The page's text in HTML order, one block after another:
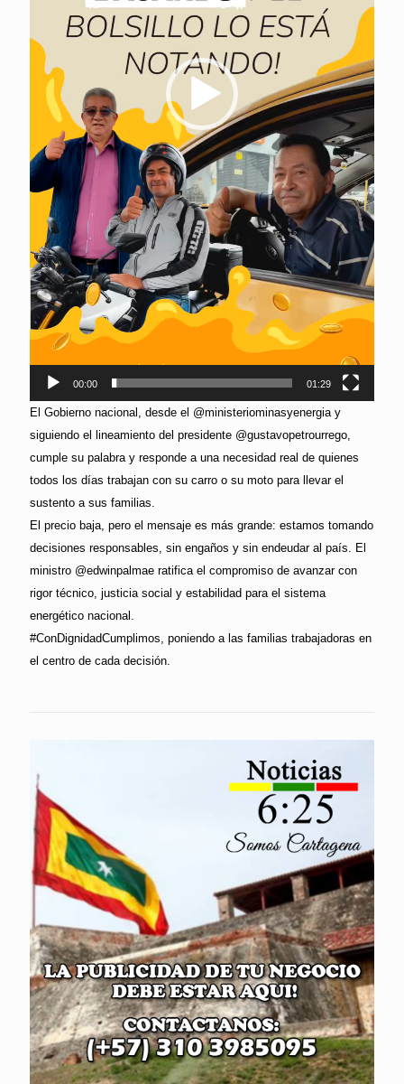
00:00 01:29
El Gobierno nacional, desde el @ministeriominasyenergia y
siguiendo el lineamiento del presidente @gustavopetrourrego,
cumple su palabra y responde a una necesidad real de quienes
todos los días trabajan con su carro o su moto para llevar el
sustento a sus familias.
El precio baja, pero el mensaje es más grande: estamos tomando
decisiones responsables, sin engaños y sin endeudar al país. El
ministro @edwinpalmae ratifica el compromiso de avanzar con
rigor técnico, justicia social y estabilidad para el sistema
energético nacional.
#ConDignidadCumplimos, poniendo a las familias trabajadoras en
el centro de cada decisión.